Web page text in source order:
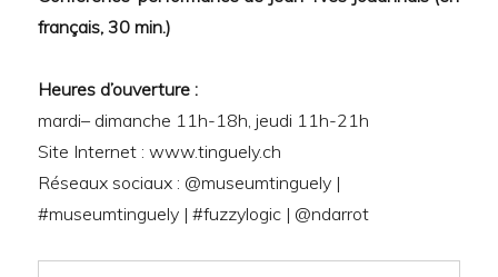
français, 30 min.)
Heures d’ouverture :
mardi– dimanche 11h-18h, jeudi 11h-21h
Site Internet : www.tinguely.ch
Réseaux sociaux : @museumtinguely |
#museumtinguely | #fuzzylogic | @ndarrot